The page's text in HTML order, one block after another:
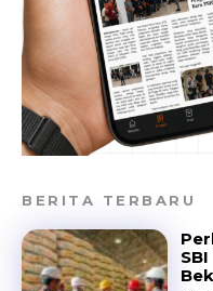
BERITA TERBARU